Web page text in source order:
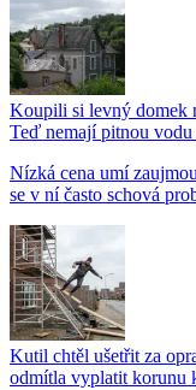
Koupili si levný domek
Teď nemají pitnou
Nízká cena umí
se v ní často schová
Kutil chtěl ušetřit za
odmítla vyplatit korunu